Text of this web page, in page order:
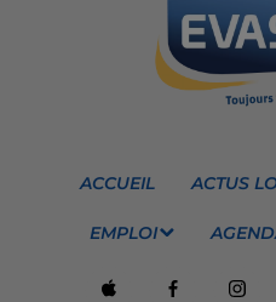
ACCUEIL ACTUS
EMPLOI